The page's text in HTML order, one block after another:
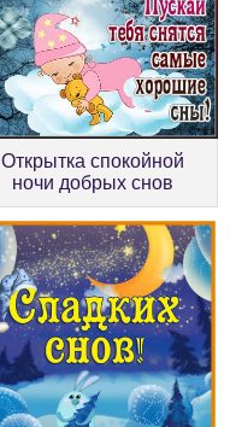
Открытка спокойной
ночи добрых снов